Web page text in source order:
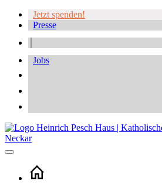
Jetzt spenden!
Presse
Jobs